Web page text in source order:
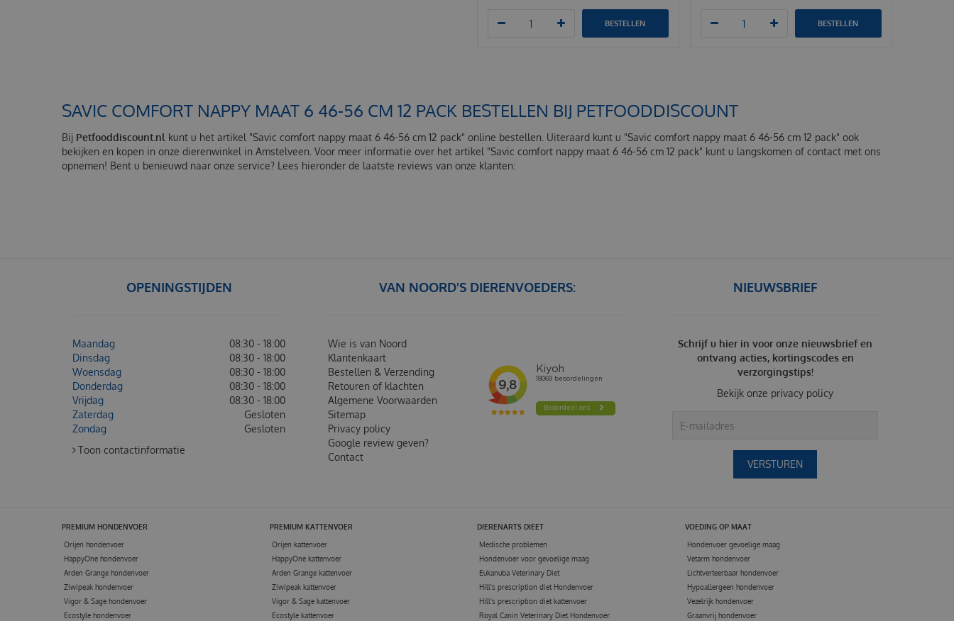
BESTELLEN BESTELLEN
SAVIC COMFORT NAPPY MAAT 6 46-56 CM 12 PACK BESTELLEN BIJ PETFOODDISCOUNT
Bij Petfooddiscount.nl kunt u het artikel "Savic comfort nappy maat 6 46-56 cm 12 pack" online bestellen. Uiteraard kunt u "Savic comfort nappy maat 6 46-56 cm 12 pack" ook
bekijken en kopen in onze dierenwinkel in Amstelveen. Voor meer informatie over het artikel "Savic comfort nappy maat 6 46-56 cm 12 pack" kunt u langskomen of contact met ons
opnemen! Bent u benieuwd naar onze service? Lees hieronder de laatste reviews van onze klanten:
OPENINGSTIJDEN
Maandag
08:30 - 18:00
Dinsdag
08:30 - 18:00
Woensdag
08:30 - 18:00
Donderdag
08:30 - 18:00
Vrijdag
08:30 - 18:00
Zaterdag
Gesloten
Zondag
Gesloten
Toon contactinformatie
NIEUWSBRIEF
Schrijf u hier in voor onze nieuwsbrief en
ontvang acties, kortingscodes en
verzorgingstips!
Bekijk onze privacy policy
VAN NOORD'S DIERENVOEDERS:
Wie is van Noord
Klantenkaart
Bestellen & Verzending
Retouren of klachten
Algemene Voorwaarden
Sitemap
Privacy policy
Google review geven?
Contact
PREMIUM HONDENVOER
Orijen hondenvoer
HappyOne hondenvoer
Arden Grange hondenvoer
Ziwipeak hondenvoer
Vigor & Sage hondenvoer
Ecostyle hondenvoer
PREMIUM KATTENVOER
Orijen kattenvoer
HappyOne kattenvoer
Arden Grange kattenvoer
Ziwipeak kattenvoer
Vigor & Sage kattenvoer
Ecostyle kattenvoer
DIERENARTS DIEET
Medische problemen
Hondenvoer voor gevoelige maag
Eukanuba Veterinary Diet
Hill's prescription diet Hondenvoer
Hill's prescription diet kattenvoer
Royal Canin Veterinary Diet Hondenvoer
VOEDING OP MAAT
Hondenvoer gevoelige maag
Vetarm hondenvoer
Lichtverteerbaar hondenvoer
Hypoallergeen hondenvoer
Vezelrijk hondenvoer
Graanvrij hondenvoer